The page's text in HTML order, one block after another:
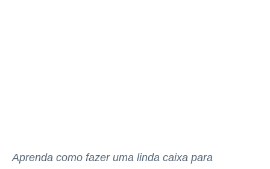
Aprenda como fazer uma linda caixa para